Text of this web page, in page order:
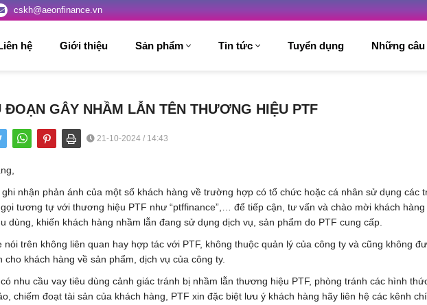
cskh@aeonfinance.vn
hệ Giới thiệu Sản phẩm Tin tức Tuyển dụng Những
ĐOẠN GÂY NHẦM LẪN TÊN THƯƠNG HIỆU PTF
21-10-2024 / 14:43
nhận phản ánh của một số khách hàng về trường hợp có tổ chức hoặc cá nhân sử dụng các
tương tự với thương hiệu PTF như “ptffinance”,… để tiếp cận, tư vấn và chào mời khách hàng
dùng, khiến khách hàng nhầm lẫn đang sử dụng dịch vụ, sản phẩm do PTF cung cấp.
nói trên không liên quan hay hợp tác với PTF, không thuộc quản lý của công ty và cũng không
cho khách hàng về sản phẩm, dịch vụ của công ty.
nhu cầu vay tiêu dùng cảnh giác tránh bị nhầm lẫn thương hiệu PTF, phòng tránh các hình
chiếm đoạt tài sản của khách hàng, PTF xin đặc biệt lưu ý khách hàng hãy liên hệ các kênh